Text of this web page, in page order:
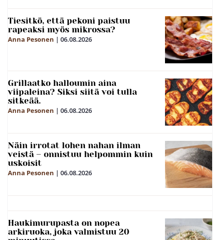
Tiesitkö, että pekoni paistuu
rapeaksi myös mikrossa?
Anna Pesonen | 06.08.2026
Grillaatko halloumin aina
viipaleina? Siksi siitä voi tulla
sitkeää.
Anna Pesonen | 06.08.2026
Näin irrotat lohen nahan ilman
veistä – onnistuu helpommin kuin
uskoisit
Anna Pesonen | 06.08.2026
Haukimurupasta on nopea
arkiruoka, joka valmistuu 20